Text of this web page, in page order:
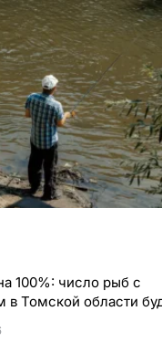
100%: число рыб с
в Томской области